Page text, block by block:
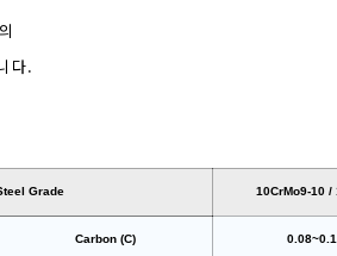
다.
Grade 10CrMo9-10 /
Carbon (C)